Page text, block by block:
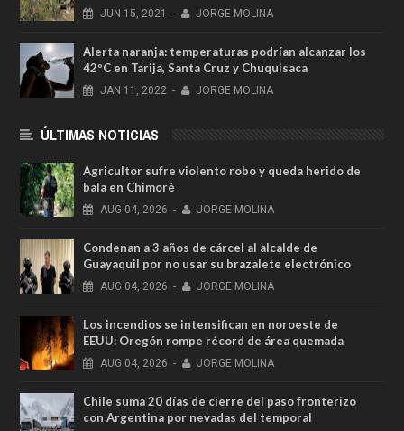
JUN 15, 2021 - JORGE MOLINA
Alerta naranja: temperaturas podrían alcanzar los
42ºC en Tarija, Santa Cruz y Chuquisaca
JAN 11, 2022 - JORGE MOLINA
ÚLTIMAS NOTICIAS
Agricultor sufre violento robo y queda herido de
bala en Chimoré
AUG 04, 2026 - JORGE MOLINA
Condenan a 3 años de cárcel al alcalde de
Guayaquil por no usar su brazalete electrónico
AUG 04, 2026 - JORGE MOLINA
Los incendios se intensifican en noroeste de
EEUU: Oregón rompe récord de área quemada
AUG 04, 2026 - JORGE MOLINA
Chile suma 20 días de cierre del paso fronterizo
con Argentina por nevadas del temporal